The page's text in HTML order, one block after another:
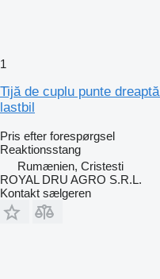
1
Tijă de cuplu punte
lastbil
Pris efter forespørgsel
Reaktionsstang
Rumænien, Cristesti
ROYAL DRU AGRO S.R.L.
Kontakt sælgeren